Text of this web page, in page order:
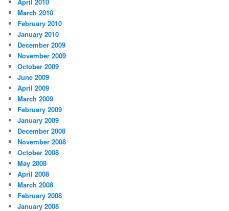
March 2010
February 2010
January 2010
December 2009
November 2009
October 2009
June 2009
April 2009
March 2009
February 2009
January 2009
December 2008
November 2008
October 2008
May 2008
April 2008
March 2008
February 2008
January 2008